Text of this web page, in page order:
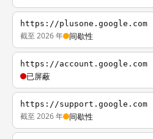
https://plusone.google.com
截至 2026 年 间歇性
https://account.google.com
已屏蔽
https://support.google.com
截至 2026 年 间歇性